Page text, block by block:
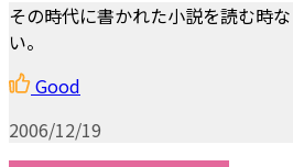
その時代に書かれた小説を読む時
い。
Good
2006/12/19